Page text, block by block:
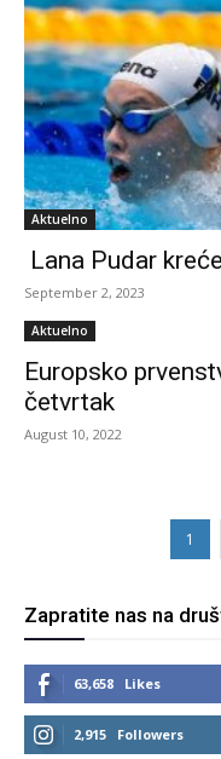
Aktuelno
Lana Pudar
September 2, 2023
Aktuelno
Europsko
četvrtak
August 10, 2022
1
Zapratite nas na
63,658 Likes
2,915 Followers